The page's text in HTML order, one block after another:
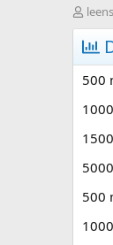
T
o
p
i
c
s
t
r
e
500
500